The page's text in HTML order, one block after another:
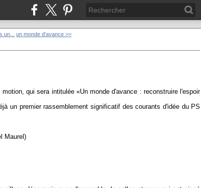
un... un monde d'avance >>
qui sera intitulée «Un monde d'avance : reconstruire l'espoir
un premier rassemblement significatif des courants d'idée du PS
Maurel)